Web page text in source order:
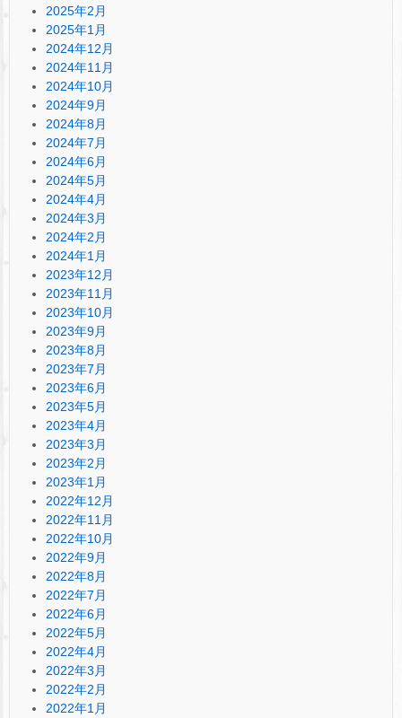
2025年2月
2025年1月
2024年12月
2024年11月
2024年10月
2024年9月
2024年8月
2024年7月
2024年6月
2024年5月
2024年4月
2024年3月
2024年2月
2024年1月
2023年12月
2023年11月
2023年10月
2023年9月
2023年8月
2023年7月
2023年6月
2023年5月
2023年4月
2023年3月
2023年2月
2023年1月
2022年12月
2022年11月
2022年10月
2022年9月
2022年8月
2022年7月
2022年6月
2022年5月
2022年4月
2022年3月
2022年2月
2022年1月